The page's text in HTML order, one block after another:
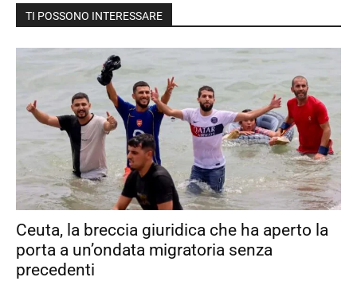
TI POSSONO INTERESSARE
Ceuta, la breccia giuridica che ha aperto la
porta a un’ondata migratoria senza
precedenti